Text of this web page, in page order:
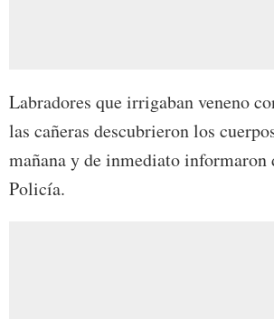
Labradores que irrigaban veneno
las cañeras descubrieron los
mañana y de inmediato informaron
Policía.